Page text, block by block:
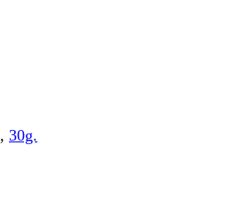
, 30g.